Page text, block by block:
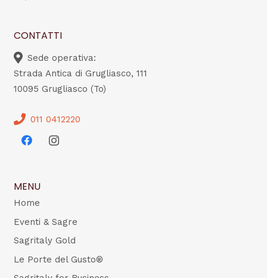
CONTATTI
Sede operativa:
Strada Antica di Grugliasco, 111
10095 Grugliasco (To)
011 0412220
MENU
Home
Eventi & Sagre
Sagritaly Gold
Le Porte del Gusto®